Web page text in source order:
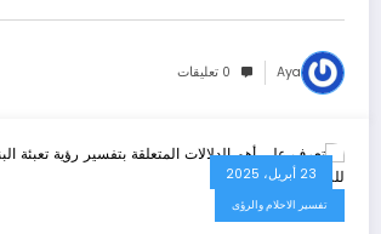
Aya 0 تعليقات
23 أبريل، 2025
تفسير الاحلام والرؤى